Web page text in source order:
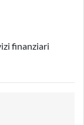
finanziari